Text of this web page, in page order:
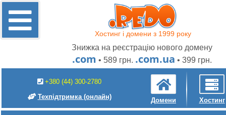
Хостинг і домени з 1999 року
Знижка на реєстрацію нового домену
.com • 589 грн. .com.ua • 399 грн.
+380 (44) 300-2780
Техпідтримка (онлайн) Домени Хостинг